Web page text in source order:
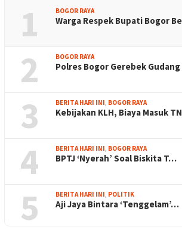
1 BOGOR RAYA
Warga Respek Bupati Bogor
2 BOGOR RAYA
Polres Bogor Gerebek
3 BERITA HARI INI BOGOR RAYA
Kebijakan KLH, Biaya Masuk
4 BERITA HARI INI BOGOR RAYA
BPTJ ‘Nyerah’ Soal Biskita T…
5 BERITA HARI INI POLITIK
Aji Jaya Bintara ‘Tenggelam’…